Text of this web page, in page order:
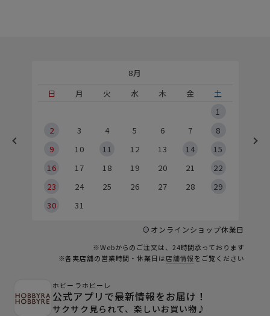
8月
日
月 火 水 木 金
土
1
2
3 4 5 6 7
8
9
10 11 12 13 14
15
16
17 18 19 20 21
22
23
24 25 26 27 28
29
30
31
オンラインショップ休業日
※Webからのご注文は、24時間承っております
※各実店舗の営業時間・休業日は店舗情報をご覧ください
ホビーラホビーレ
公式アプリで最新情報をお届け！
サクサク見られて、楽しいお買い物♪